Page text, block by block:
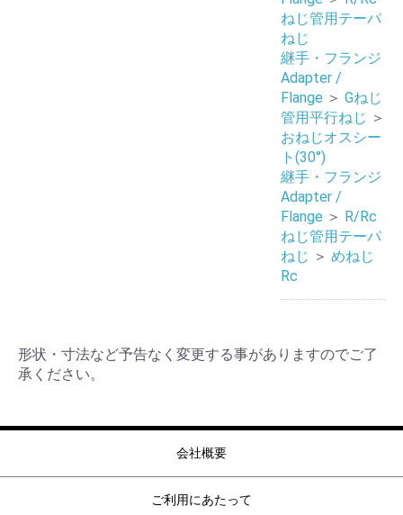
ねじ管用テーパ
ねじ
継手・フランジ
Adapter /
Flange ＞ Gねじ
管用平行ねじ ＞
おねじオスシー
ト(30°)
継手・フランジ
Adapter /
Flange ＞ R/Rc
ねじ管用テーパ
ねじ ＞ めねじ
Rc
形状・寸法など予告なく変更する事がありますのでご了
承ください。
会社概要
ご利用にあたって